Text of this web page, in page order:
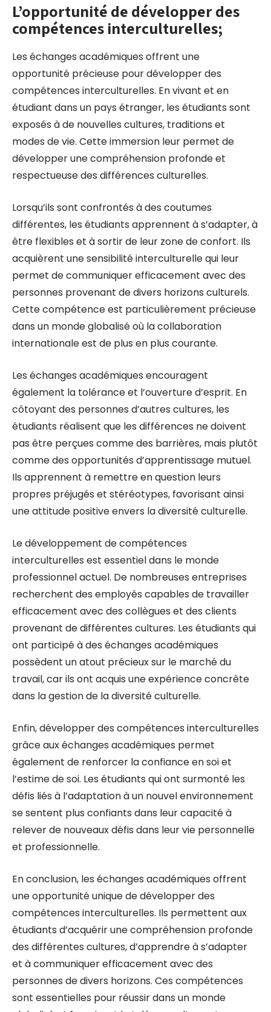
L’opportunité de développer des
compétences interculturelles;
Les échanges académiques offrent une
opportunité précieuse pour développer des
compétences interculturelles. En vivant et en
étudiant dans un pays étranger, les étudiants sont
exposés à de nouvelles cultures, traditions et
modes de vie. Cette immersion leur permet de
développer une compréhension profonde et
respectueuse des différences culturelles.
Lorsqu’ils sont confrontés à des coutumes
différentes, les étudiants apprennent à s’adapter, à
être flexibles et à sortir de leur zone de confort. Ils
acquièrent une sensibilité interculturelle qui leur
permet de communiquer efficacement avec des
personnes provenant de divers horizons culturels.
Cette compétence est particulièrement précieuse
dans un monde globalisé où la collaboration
internationale est de plus en plus courante.
Les échanges académiques encouragent
également la tolérance et l’ouverture d’esprit. En
côtoyant des personnes d’autres cultures, les
étudiants réalisent que les différences ne doivent
pas être perçues comme des barrières, mais plutôt
comme des opportunités d’apprentissage mutuel.
Ils apprennent à remettre en question leurs
propres préjugés et stéréotypes, favorisant ainsi
une attitude positive envers la diversité culturelle.
Le développement de compétences
interculturelles est essentiel dans le monde
professionnel actuel. De nombreuses entreprises
recherchent des employés capables de travailler
efficacement avec des collègues et des clients
provenant de différentes cultures. Les étudiants qui
ont participé à des échanges académiques
possèdent un atout précieux sur le marché du
travail, car ils ont acquis une expérience concrète
dans la gestion de la diversité culturelle.
Enfin, développer des compétences interculturelles
grâce aux échanges académiques permet
également de renforcer la confiance en soi et
l’estime de soi. Les étudiants qui ont surmonté les
défis liés à l’adaptation à un nouvel environnement
se sentent plus confiants dans leur capacité à
relever de nouveaux défis dans leur vie personnelle
et professionnelle.
En conclusion, les échanges académiques offrent
une opportunité unique de développer des
compétences interculturelles. Ils permettent aux
étudiants d’acquérir une compréhension profonde
des différentes cultures, d’apprendre à s’adapter
et à communiquer efficacement avec des
personnes de divers horizons. Ces compétences
sont essentielles pour réussir dans un monde